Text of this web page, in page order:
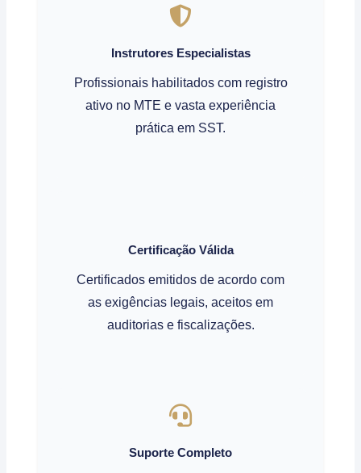
Instrutores Especialistas
Profissionais habilitados com registro
ativo no MTE e vasta experiência
prática em SST.
Certificação Válida
Certificados emitidos de acordo com
as exigências legais, aceitos em
auditorias e fiscalizações.
Suporte Completo